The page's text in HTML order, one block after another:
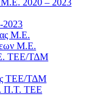
Μ.Ε. 2020 – 2023
2023
Μ.Ε.
M.E.
ΤΕΕ/ΤΔΜ
ΤΕΕ/ΤΔΜ
Π.Τ. ΤΕΕ